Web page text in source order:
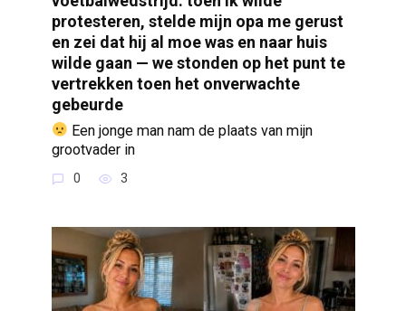
protesteren, stelde mijn opa me gerust
en zei dat hij al moe was en naar huis
wilde gaan — we stonden op het punt te
vertrekken toen het onverwachte
gebeurde
Een jonge man nam de plaats van mijn
grootvader in
0 3